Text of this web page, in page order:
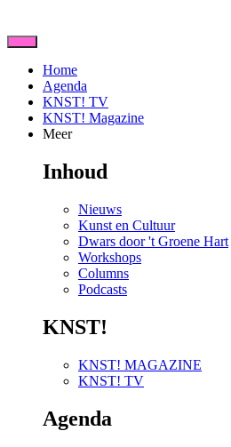
Home
Agenda
KNST! TV
KNST! Magazine
Meer
Inhoud
Nieuws
Kunst en Cultuur
Dwars door 't Groene Hart
Workshops
Columns
Podcasts
KNST!
KNST! MAGAZINE
KNST! TV
Agenda